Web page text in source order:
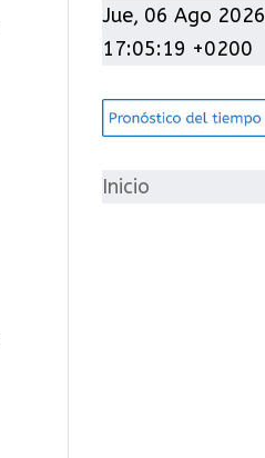
t
e
o
í
Jue, 06 Ago 2026
17:05:20 +0200
Inicio